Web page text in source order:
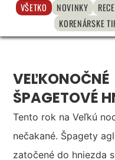
VŠETKO NOVINKY
KORENÁRSKE
VEĽKONOČNÉ
ŠPAGETOVÉ
Tento rok na Veľkú
nečakané. Špagety
zatočené do hniezda